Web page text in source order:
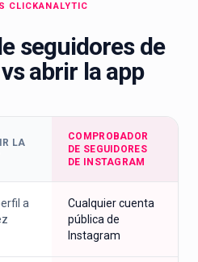
CLICKANALYTIC
seguidores de
abrir la app
LA
COMPROBADOR
DE SEGUIDORES
DE INSTAGRAM
a
Cualquier cuenta
pública de
Instagram